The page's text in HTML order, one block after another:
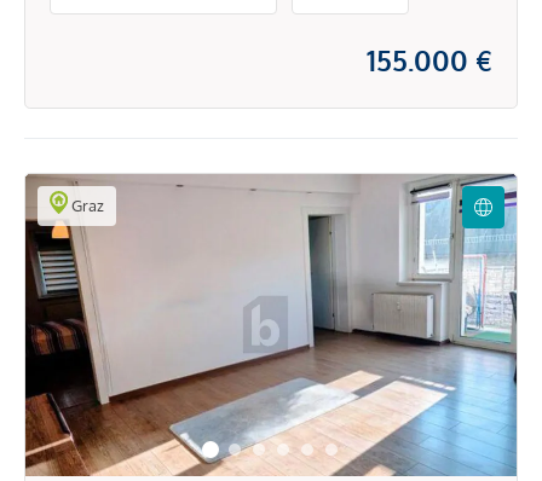
155.000 €
Graz